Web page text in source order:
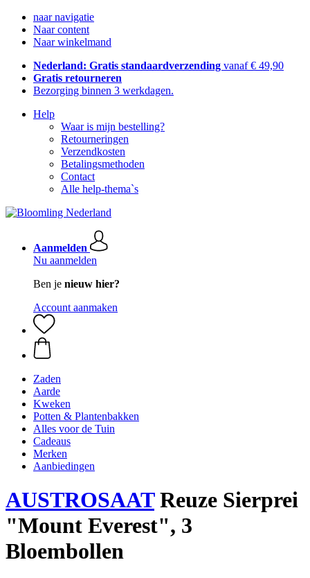
naar navigatie
Naar content
Naar winkelmand
Nederland: Gratis standaardverzending vanaf € 49,90
Gratis retourneren
Bezorging binnen 3 werkdagen.
Help
Waar is mijn bestelling?
Retourneringen
Verzendkosten
Betalingsmethoden
Contact
Alle help-thema`s
Aanmelden
Nu aanmelden
Ben je nieuw hier?
Account aanmaken
Zaden
Aarde
Kweken
Potten & Plantenbakken
Alles voor de Tuin
Cadeaus
Merken
Aanbiedingen
AUSTROSAATReuze Sierprei
"Mount Everest", 3
Bloembollen